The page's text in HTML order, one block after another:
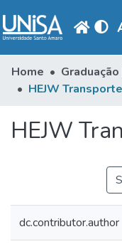
Communities &
Browse
Home
HEJW
HEJW
dc.contributor.author